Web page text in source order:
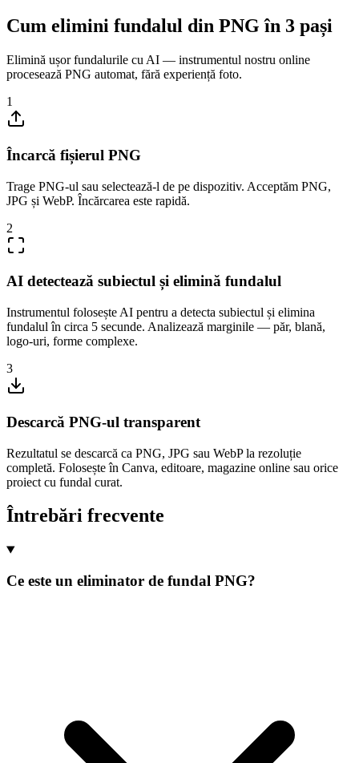
Cum elimini fundalul din PNG în 3 pași
Elimină ușor fundalurile cu AI — instrumentul nostru online
procesează PNG automat, fără experiență foto.
1
Încarcă fișierul PNG
Trage PNG-ul sau selectează-l de pe dispozitiv. Acceptăm PNG,
JPG și WebP. Încărcarea este rapidă.
2
AI detectează subiectul și elimină fundalul
Instrumentul folosește AI pentru a detecta subiectul și elimina
fundalul în circa 5 secunde. Analizează marginile — păr, blană,
logo-uri, forme complexe.
3
Descarcă PNG-ul transparent
Rezultatul se descarcă ca PNG, JPG sau WebP la rezoluție
completă. Folosește în Canva, editoare, magazine online sau orice
proiect cu fundal curat.
Întrebări frecvente
Ce este un eliminator de fundal PNG?